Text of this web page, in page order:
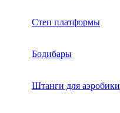
Степ платформы
Бодибары
Штанги для аэробики